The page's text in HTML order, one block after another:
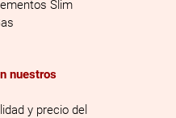
Slim
nuestros
y precio del